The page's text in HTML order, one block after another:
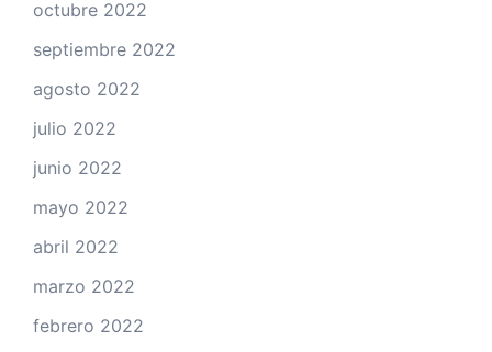
octubre 2022
septiembre 2022
agosto 2022
julio 2022
junio 2022
mayo 2022
abril 2022
marzo 2022
febrero 2022